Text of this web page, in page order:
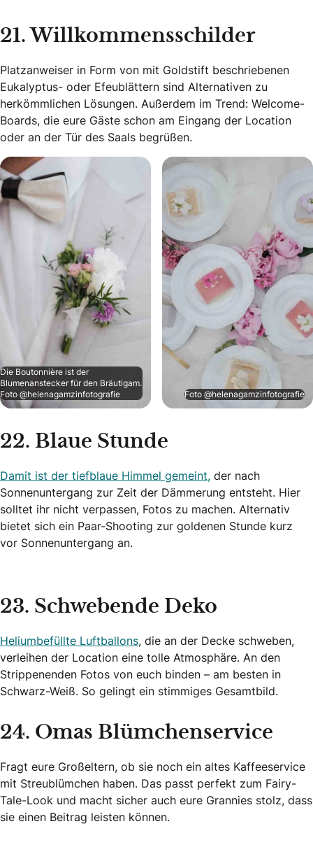
21. Willkommensschilder
Platzanweiser in Form von mit Goldstift beschriebenen
Eukalyptus- oder Efeublättern sind Alternativen zu
herkömmlichen Lösungen. Außerdem im Trend: Welcome-
Boards, die eure Gäste schon am Eingang der Location
oder an der Tür des Saals begrüßen.
Die Boutonnière ist der
Blumenanstecker für den Bräutigam.
Foto @helenagamzinfotografie
Foto @helenagamzinfotografie
22. Blaue Stunde
Damit ist der tiefblaue Himmel gemeint, der nach
Sonnenuntergang zur Zeit der Dämmerung entsteht. Hier
solltet ihr nicht verpassen, Fotos zu machen. Alternativ
bietet sich ein Paar-Shooting zur goldenen Stunde kurz
vor Sonnenuntergang an.
23. Schwebende Deko
Heliumbefüllte Luftballons, die an der Decke schweben,
verleihen der Location eine tolle Atmosphäre. An den
Strippenenden Fotos von euch binden – am besten in
Schwarz-Weiß. So gelingt ein stimmiges Gesamtbild.
24. Omas Blümchenservice
Fragt eure Großeltern, ob sie noch ein altes Kaffeeservice
mit Streublümchen haben. Das passt perfekt zum Fairy-
Tale-Look und macht sicher auch eure Grannies stolz, dass
sie einen Beitrag leisten können.